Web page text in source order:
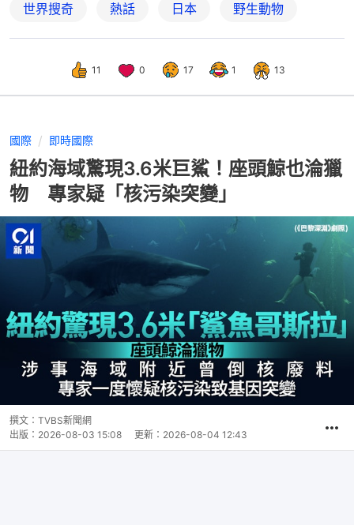
世界搜奇 熱話 日本 野生動物
11 0 17 1 13
國際 即時國際
紐約海域驚現3.6米巨鯊！座頭鯨也淪獵
物 專家疑「核污染突變」
撰文： TVBS新聞網
出版： 2026-08-03 15:08 更新： 2026-08-04 12:43